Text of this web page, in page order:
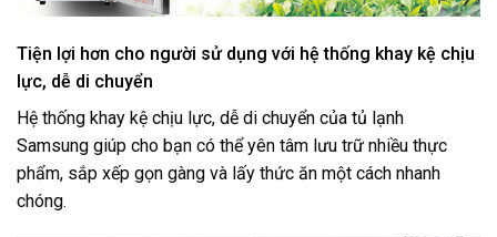
Tiện lợi hơn cho người sử dụng với hệ thống khay kệ chịu
lực, dễ di chuyển
Hệ thống khay kệ chịu lực, dễ di chuyển của tủ lạnh
Samsung giúp cho bạn có thể yên tâm lưu trữ nhiều thực
phẩm, sắp xếp gọn gàng và lấy thức ăn một cách nhanh
chóng.